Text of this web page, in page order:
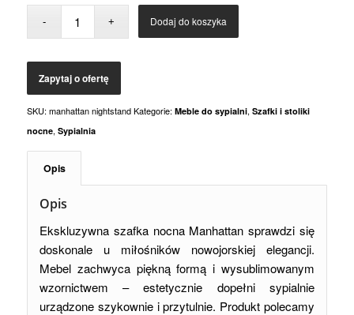
Dodaj do koszyka
SKU: manhattan nightstand Kategorie: Meble do sypialni, Szafki i stoliki
nocne, Sypialnia
Opis
Opis
Ekskluzywna szafka nocna Manhattan sprawdzi się
doskonale u miłośników nowojorskiej elegancji.
Mebel zachwyca piękną formą i wysublimowanym
wzornictwem – estetycznie dopełni sypialnie
urządzone szykownie i przytulnie. Produkt polecamy